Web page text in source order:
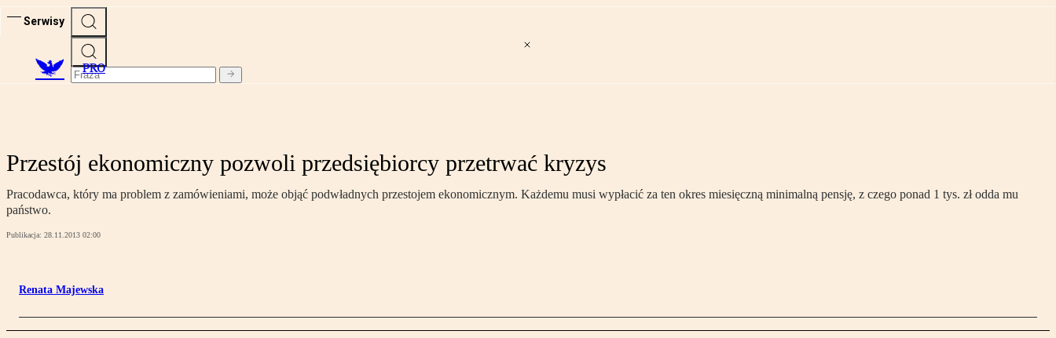
Serwisy
PRO
Przestój ekonomiczny pozwoli przedsiębiorcy przetrwać kryzys
Pracodawca, który ma problem z zamówieniami, może objąć podwładnych przestojem ekonomicznym. Każdemu musi wypłacić za ten okres miesięczną minimalną pensję, z czego ponad 1 tys. zł odda mu
państwo.
Publikacja: 28.11.2013 02:00
Renata Majewska